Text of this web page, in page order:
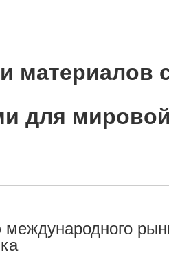
материалов
для